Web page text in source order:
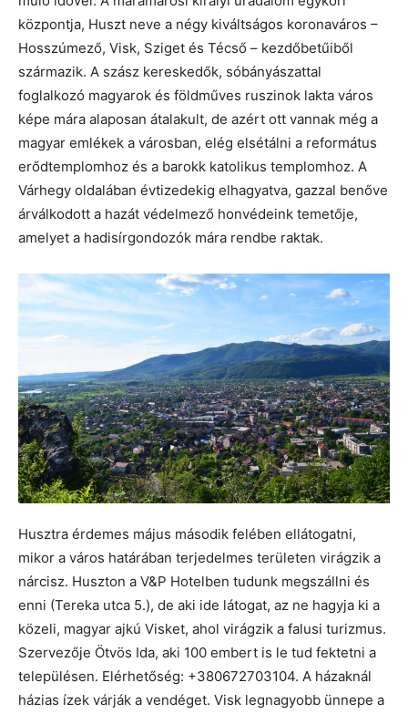
központja, Huszt neve a négy kiváltságos koronaváros –
Hosszúmező, Visk, Sziget és Técső – kezdőbetűiből
származik. A szász kereskedők, sóbányászattal
foglalkozó magyarok és földműves ruszinok lakta város
képe mára alaposan átalakult, de azért ott vannak még a
magyar emlékek a városban, elég elsétálni a református
erődtemplomhoz és a barokk katolikus templomhoz. A
Várhegy oldalában évtizedekig elhagyatva, gazzal benőve
árválkodott a hazát védelmező honvédeink temetője,
amelyet a hadisírgondozók mára rendbe raktak.
Husztra érdemes május második felében ellátogatni,
mikor a város határában terjedelmes területen virágzik a
nárcisz. Huszton a V&P Hotelben tudunk megszállni és
enni (Tereka utca 5.), de aki ide látogat, az ne hagyja ki a
közeli, magyar ajkú Visket, ahol virágzik a falusi turizmus.
Szervezője Ötvös Ida, aki 100 embert is le tud fektetni a
településen. Elérhetőség: +380672703104. A házaknál
házias ízek várják a vendéget. Visk legnagyobb ünnepe a